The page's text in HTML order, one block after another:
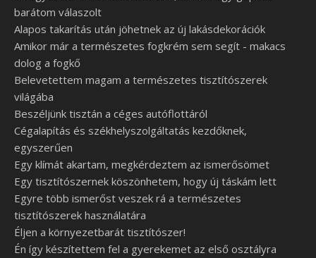
barátom válaszolt
Alapos takarítás után jöhetnek az új lakásdekorációk
Amikor már a természetes fogkrém sem segít - makacs
dolog a fogkő
Belevetettem magam a természetes tisztítószerek
világába
Beszéljünk tisztán a céges autóflottáról
Cégalapítás és székhelyszolgáltatás kezdőknek,
egyszerűen
Egy klímát akartam, megkérdeztem az ismerősömet
Egy tisztítószernek köszönhetem, hogy új táskám lett
Egyre több ismerőst veszek rá a természetes
tisztítószerek használatára
Éljen a környezetbarát tisztítószer!
Én így készítettem fel a gyerekemet az első osztályra